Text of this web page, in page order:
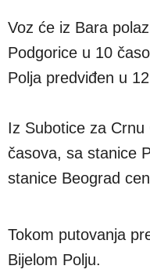
Voz će iz Bara
Podgorice u 10
Polja predviđen u
Iz Subotice za
časova, sa stanice
stanice Beograd
Tokom putovanja
Bijelom Polju.